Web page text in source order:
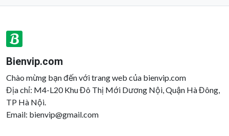
Bienvip.com
Chào mừng bạn đến với trang web của bienvip.com
Địa chỉ: M4-L20 Khu Đô Thị Mới Dương Nội, Quận Hà Đông,
TP Hà Nội.
Email: bienvip@gmail.com